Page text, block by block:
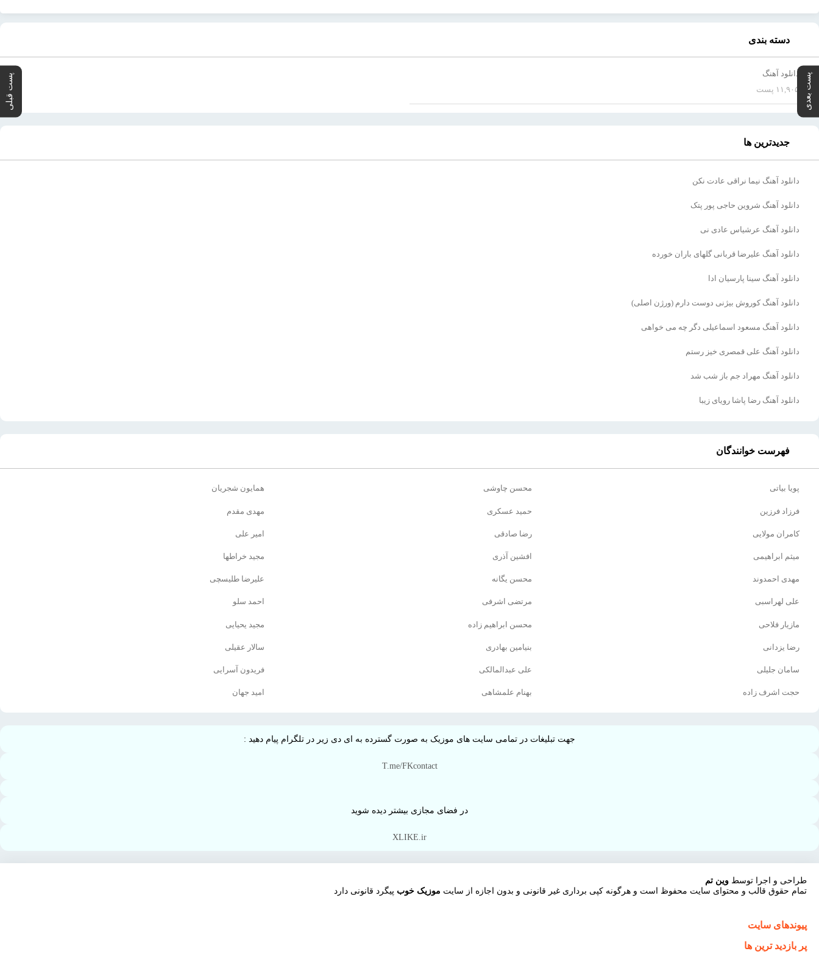
پست بعدی پست قبلی
دسته بندی
دانلود آهنگ
۱۱,۹۰۵ پست
جدیدترین ها
دانلود آهنگ نیما نراقی عادت نکن
دانلود آهنگ شروین حاجی پور پتک
دانلود آهنگ عرشیاس عادی نی
دانلود آهنگ علیرضا قربانی گلهای باران خورده
دانلود آهنگ سینا پارسیان ادا
دانلود آهنگ کوروش بیژنی دوست دارم (ورژن اصلی)
دانلود آهنگ مسعود اسماعیلی دگر چه می خواهی
دانلود آهنگ علی قمصری خیز رستم
دانلود آهنگ مهراد جم باز شب شد
دانلود آهنگ رضا پاشا رویای زیبا
فهرست خوانندگان
پویا بیاتی محسن چاوشی همایون شجریان
فرزاد فرزین حمید عسکری مهدی مقدم
کامران مولایی رضا صادقی امیر علی
میثم ابراهیمی افشین آذری مجید خراطها
مهدی احمدوند محسن یگانه علیرضا طلیسچی
علی لهراسبی مرتضی اشرفی احمد سلو
مازیار فلاحی محسن ابراهیم زاده مجید یحیایی
رضا یزدانی بنیامین بهادری سالار عقیلی
سامان جلیلی علی عبدالمالکی فریدون آسرایی
حجت اشرف زاده بهنام علمشاهی امید جهان
جهت تبلیغات در تمامی سایت های موزیک به صورت گسترده به ای دی زیر در تلگرام پیام دهید :
T.me/FKcontact
در فضای مجازی بیشتر دیده شوید
XLIKE.ir
طراحی و اجرا توسط وین تم
تمام حقوق قالب و محتوای سایت محفوظ است و هرگونه کپی برداری غیر قانونی و بدون اجازه از سایت موزیک خوب پیگرد قانونی دارد
پیوندهای سایت
پر بازدید ترین ها